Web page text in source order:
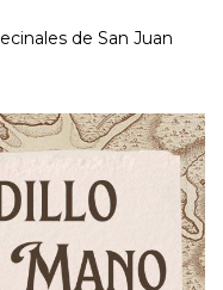
de San Juan